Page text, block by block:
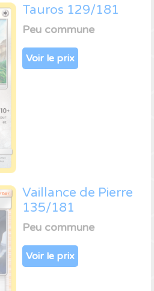
Tauros 129/181
Peu commune
Voir le prix
Vaillance de Pierre
135/181
Peu commune
Voir le prix